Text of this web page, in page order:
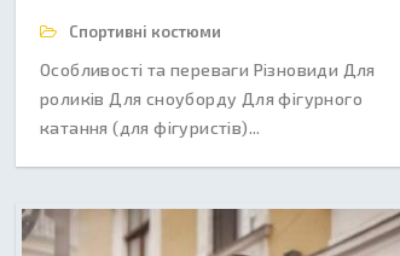
Спортивні костюми
Особливості та переваги Різновиди Для
роликів Для сноуборду Для фігурного
катання (для фігуристів)...